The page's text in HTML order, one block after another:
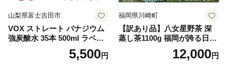
山梨県富士吉田市
VOX ストレート バナジウム
強炭酸水 35本 500ml ラベル
レス【富士吉田市限定カート
5,500円
福岡県川崎町
【訳あり品】八女星野茶 深
蒸し茶1100g 福岡が誇る日本
茶_ 訳アリ 常温 お茶 茶袋 常
備品 おちゃ ocha 茶葉 緑茶
12,000円